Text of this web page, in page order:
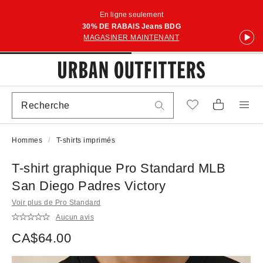
En ligne seulement
30% DE RABAIS Jeans BDG
MAGASINER MAINTENANT
Hommes T-shirts imprimés
T-shirt graphique Pro Standard MLB
San Diego Padres Victory
Voir plus de Pro Standard
Aucun avis
CA$64.00